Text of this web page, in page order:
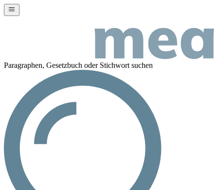
Paragraphen, Gesetzbuch oder Stichwort suchen